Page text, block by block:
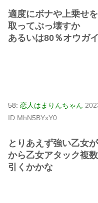
適度にボナや上乗せ
取ってぶっ壊すか
あるいは80％オウガ
58: 恋人はまりんちゃん
ID:MhN5BYxY0
とりあえず強い乙女
から乙女アタック複
引くかかな